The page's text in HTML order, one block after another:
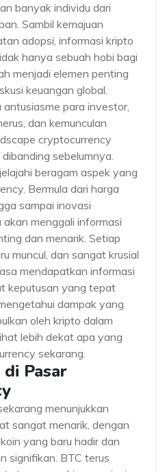
banyak individu dari
Sambil kemajuan
adopsi, informasi kripto
hanya sebuah hobi bagi
menjadi elemen penting
keuangan global.
para investor,
dan kemunculan
cryptocurrency
sebelumnya.
beragam aspek yang
Bermula dari harga
sampai inovasi
menggali informasi
dan menarik. Setiap
muncul, dan sangat krusial
mendapatkan informasi
keputusan yang tepat
dampak yang
oleh kripto dalam
lebih dekat apa yang
sekarang.
Pasar
menunjukkan
sangat menarik, dengan
yang baru hadir dan
signifikan. BTC terus